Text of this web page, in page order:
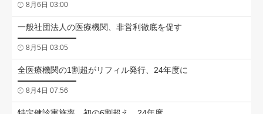
8月6日 03:00
一般社団法人の医療機関、非営利徹底を促す
8月5日 03:05
全医療機関の1割超がリフィル発行、24年度に
8月4日 07:56